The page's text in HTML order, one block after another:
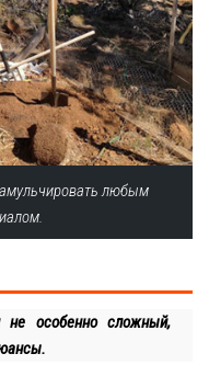
любым
не особенно сложный,